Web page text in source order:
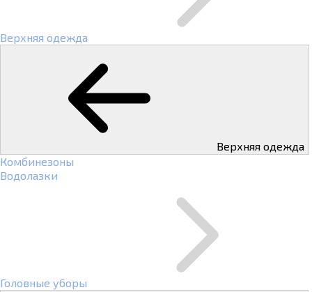
Верхняя одежда
Верхняя одежда
Комбинезоны
Водолазки
Головные уборы